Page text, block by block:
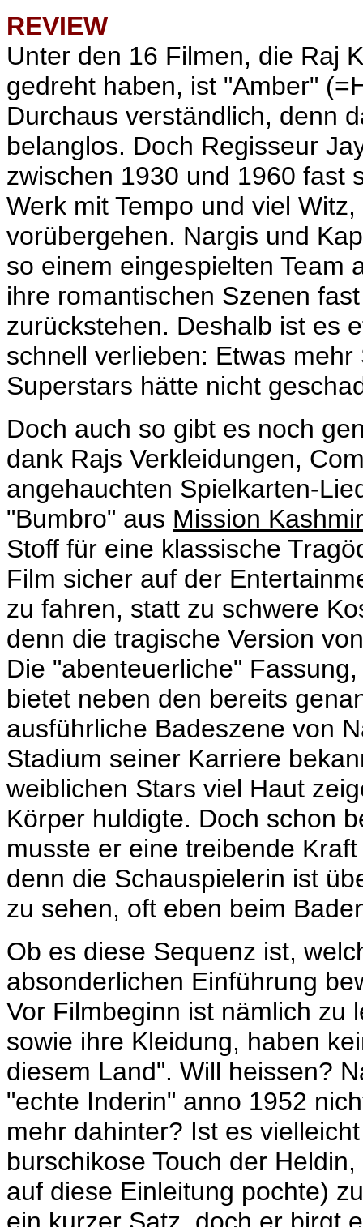
REVIEW
Unter den 16 Filmen, die Raj
gedreht haben, ist "Amber"
Durchaus verständlich, denn
belanglos. Doch Regisseur
zwischen 1930 und 1960 fast
Werk mit Tempo und viel
vorübergehen. Nargis und
so einem eingespielten Team
ihre romantischen Szenen
zurückstehen. Deshalb ist es
schnell verlieben: Etwas
Superstars hätte nicht
Doch auch so gibt es noch
dank Rajs Verkleidungen,
angehauchten Spielkarten-
"Bumbro" aus Mission Kashmir
Stoff für eine klassische
Film sicher auf der
zu fahren, statt zu schwere
denn die tragische Version
Die "abenteuerliche"
bietet neben den bereits
ausführliche Badeszene von
Stadium seiner Karriere
weiblichen Stars viel Haut
Körper huldigte. Doch schon
musste er eine treibende
denn die Schauspielerin ist
zu sehen, oft eben beim
Ob es diese Sequenz ist,
absonderlichen Einführung
Vor Filmbeginn ist nämlich zu
sowie ihre Kleidung, haben
diesem Land". Will heissen?
"echte Inderin" anno 1952
mehr dahinter? Ist es
burschikose Touch der
auf diese Einleitung pochte)